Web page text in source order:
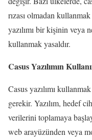
rızası olmadan
yazılımı bir kişinin veya
kullanmak yasaldır.
Casus Yazılımın
Casus yazılımı
gerekir. Yazılım, hedef
verilerini toplamaya
web arayüzünden veya